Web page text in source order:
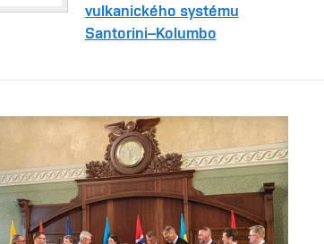
vulkanického systému
Santorini–Kolumbo